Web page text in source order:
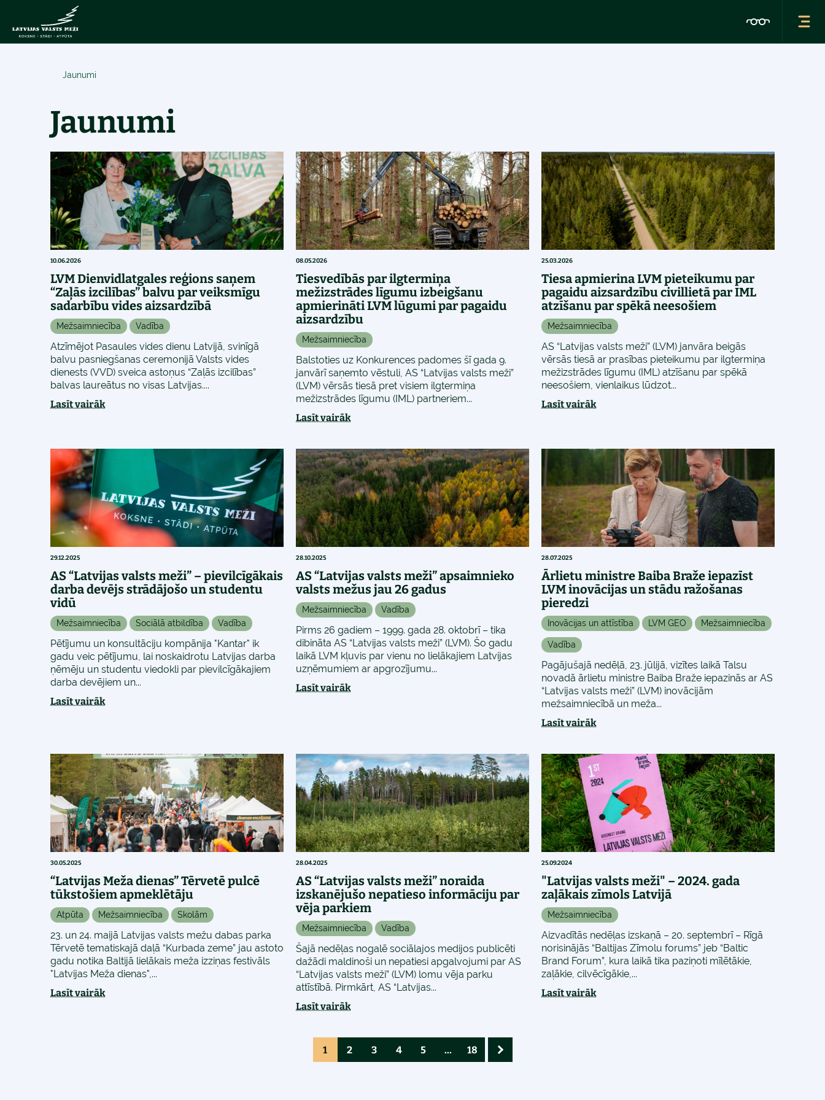
Jaunumi
Jaunumi
10.06.2026
LVM Dienvidlatgales reģions saņem
“Zaļās izcilības” balvu par veiksmīgu
sadarbību vides aizsardzībā
Mežsaimniecība Vadība
Atzīmējot Pasaules vides dienu Latvijā, svinīgā
balvu pasniegšanas ceremonijā Valsts vides
dienests (VVD) sveica astoņus “Zaļās izcilības”
balvas laureātus no visas Latvijas....
Lasīt vairāk
08.05.2026
Tiesvedībās par ilgtermiņa
mežizstrādes līgumu izbeigšanu
apmierināti LVM lūgumi par pagaidu
aizsardzību
Mežsaimniecība
Balstoties uz Konkurences padomes šī gada 9.
janvārī saņemto vēstuli, AS “Latvijas valsts meži”
(LVM) vērsās tiesā pret visiem ilgtermiņa
mežizstrādes līgumu (IML) partneriem...
Lasīt vairāk
25.03.2026
Tiesa apmierina LVM pieteikumu par
pagaidu aizsardzību civillietā par IML
atzīšanu par spēkā neesošiem
Mežsaimniecība
AS “Latvijas valsts meži” (LVM) janvāra beigās
vērsās tiesā ar prasības pieteikumu par ilgtermiņa
mežizstrādes līgumu (IML) atzīšanu par spēkā
neesošiem, vienlaikus lūdzot...
Lasīt vairāk
29.12.2025
AS “Latvijas valsts meži” – pievilcīgākais
darba devējs strādājošo un studentu
vidū
Mežsaimniecība Sociālā atbildība Vadība
Pētījumu un konsultāciju kompānija "Kantar" ik
gadu veic pētījumu, lai noskaidrotu Latvijas darba
ņēmēju un studentu viedokli par pievilcīgākajiem
darba devējiem un...
Lasīt vairāk
28.10.2025
AS “Latvijas valsts meži” apsaimnieko
valsts mežus jau 26 gadus
Mežsaimniecība Vadība
Pirms 26 gadiem – 1999. gada 28. oktobrī – tika
dibināta AS “Latvijas valsts meži” (LVM). Šo gadu
laikā LVM kļuvis par vienu no lielākajiem Latvijas
uzņēmumiem ar apgrozījumu...
Lasīt vairāk
28.07.2025
Ārlietu ministre Baiba Braže iepazīst
LVM inovācijas un stādu ražošanas
pieredzi
Inovācijas un attīstība LVM GEO Mežsaimniecība
Vadība
Pagājušajā nedēļā, 23. jūlijā, vizītes laikā Talsu
novadā ārlietu ministre Baiba Braže iepazinās ar AS
“Latvijas valsts meži” (LVM) inovācijām
mežsaimniecībā un meža...
Lasīt vairāk
30.05.2025
“Latvijas Meža dienas” Tērvetē pulcē
tūkstošiem apmeklētāju
Atpūta Mežsaimniecība Skolām
23. un 24. maijā Latvijas valsts mežu dabas parka
Tērvetē tematiskajā daļā “Kurbada zeme” jau astoto
gadu notika Baltijā lielākais meža izziņas festivāls
"Latvijas Meža dienas",...
Lasīt vairāk
28.04.2025
AS “Latvijas valsts meži” noraida
izskanējušo nepatieso informāciju par
vēja parkiem
Mežsaimniecība Vadība
Šajā nedēļas nogalē sociālajos medijos publicēti
dažādi maldinoši un nepatiesi apgalvojumi par AS
“Latvijas valsts meži” (LVM) lomu vēja parku
attīstībā. Pirmkārt, AS “Latvijas...
Lasīt vairāk
25.09.2024
"Latvijas valsts meži" – 2024. gada
zaļākais zīmols Latvijā
Mežsaimniecība
Aizvadītās nedēļas izskaņā – 20. septembrī – Rīgā
norisinājās “Baltijas Zīmolu forums” jeb “Baltic
Brand Forum”, kura laikā tika paziņoti mīlētākie,
zaļākie, cilvēcīgākie,...
Lasīt vairāk
1 2 3 4 5 ... 18